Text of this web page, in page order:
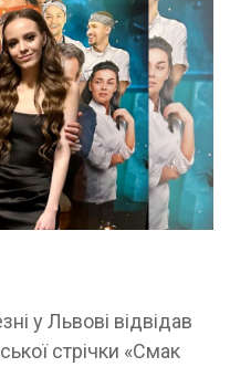
у Львові відвідав
стрічки «Смак